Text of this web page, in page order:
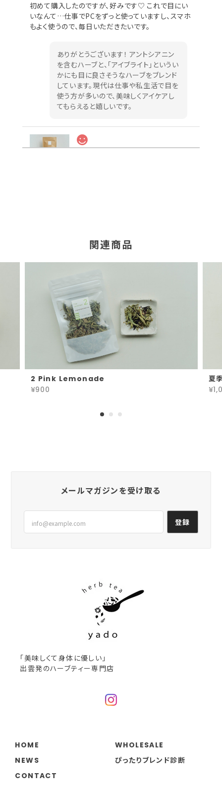
初めて購入したのですが、好みです♡ これで目にい
いなんて…仕事でPCをずっと使っていますし、スマホ
もよく使うので、毎日いただきたいです。
ありがとうございます！ アントシアニン
を含むハーブと、「アイブライト」というい
かにも目に良さそうなハーブをブレンド
しています。現代は仕事や私生活で目を
使う方が多いので、美味しくアイケアし
てもらえると嬉しいです。
ンドしているので、食べ過ぎた時にぴっ
たりだと思います。
2025/01/28
美味しいので、大袋でお願いしました。美しいお茶の
色、酸味と甘味の味わいが大好きです◎
ありがとうございます！ 強い酸味が苦手
な方も多いので、酸味をハーブの甘味で
た。 香り、色、甘酸っぱい味に癒されます😊✨
気に入ってリピートしていただき、とても
嬉しいです！ ありがとうございます。
2024/09/29
胃がスッキリする大好きなお茶です😊❣️
いつもありがとうございます！ 食べ過ぎ
た時や食欲のない時にぴったりのブレン
2024/09/04
プレゼント包装までしてくさり、ありがとうございま
関連商品
2 Pink Lemonade
¥900
夏
メールマガジンを受け取る
登録
「美味しくて身体に優しい」
出雲発のハーブティー専門店
HOME
WHOLESALE
NEWS
ぴったりブレンド診断
CONTACT